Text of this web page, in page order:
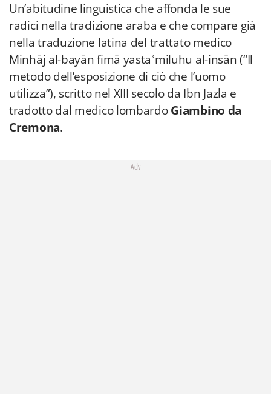
Un’abitudine linguistica che affonda le sue
radici nella tradizione araba e che compare già
nella traduzione latina del trattato medico
Minhāj al-bayān fīmā yastaʿmiluhu al-insān (“Il
metodo dell’esposizione di ciò che l’uomo
utilizza”), scritto nel XIII secolo da Ibn Jazla e
tradotto dal medico lombardoGiambino da
Cremona.
Adv